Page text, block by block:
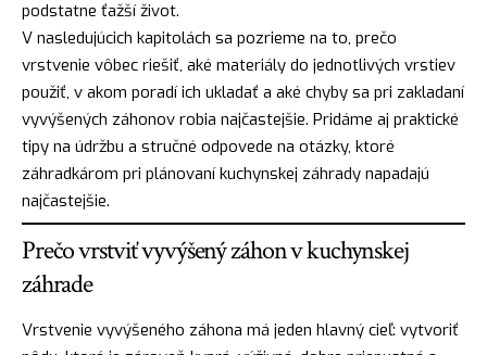
podstatne ťažší život.
V nasledujúcich kapitolách sa pozrieme na to, prečo
vrstvenie vôbec riešiť, aké materiály do jednotlivých vrstiev
použiť, v akom poradí ich ukladať a aké chyby sa pri zakladaní
vyvýšených záhonov robia najčastejšie. Pridáme aj praktické
tipy na údržbu a stručné odpovede na otázky, ktoré
záhradkárom pri plánovaní kuchynskej záhrady napadajú
najčastejšie.
Prečo vrstviť vyvýšený záhon v kuchynskej
záhrade
Vrstvenie vyvýšeného záhona má jeden hlavný cieľ: vytvoriť